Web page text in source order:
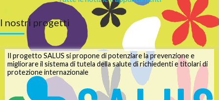
Guida praticaper operatori/trici e cittadini/e stranieri/e
"Vivere, Studiare e Lavorare in Italia": risponde alle
principali questioni legate al diritto dell'immigrazione in una
forma agile domanda/risposta!
Vai alla guida e alle FAQ
I nostri progetti
Il progetto SALUS si propone di potenziare la prevenzione e
migliorare il sistema di tutela della salute di richiedenti e titolari di
protezione internazionale